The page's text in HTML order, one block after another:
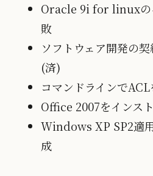
Oracle 9i for linuxの
敗
ソフトウェア開発の
(済)
コマンドラインで
Office 2007をインス
Windows XP SP2適
成